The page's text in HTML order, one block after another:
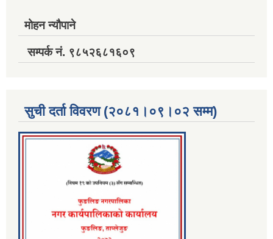
मोहन न्यौपाने
सम्पर्क नं. ९८५२६८१६०९
सुची दर्ता विवरण (२०८१।०९।०२ सम्म)